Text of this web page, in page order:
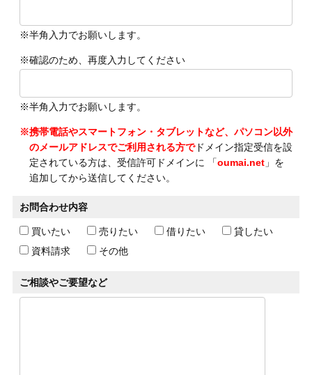
※半角入力でお願いします。
※確認のため、再度入力してください
※半角入力でお願いします。
※携帯電話やスマートフォン・タブレットなど、パソコン以外
のメールアドレスでご利用される方でドメイン指定受信を設
定されている方は、受信許可ドメインに 「oumai.net」を
追加してから送信してください。
お問合わせ内容
買いたい 売りたい 借りたい
貸したい
資料請求
その他
ご相談やご要望など